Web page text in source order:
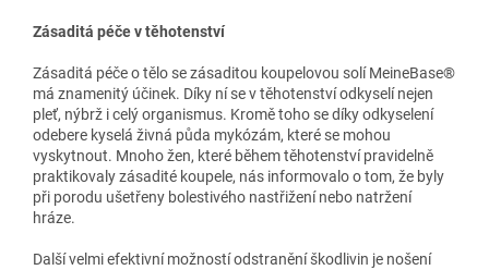
Zásaditá péče v těhotenství
Zásaditá péče o tělo se zásaditou koupelovou solí MeineBase®
má znamenitý účinek. Díky ní se v těhotenství odkyselí nejen
pleť, nýbrž i celý organismus. Kromě toho se díky odkyselení
odebere kyselá živná půda mykózám, které se mohou
vyskytnout. Mnoho žen, které během těhotenství pravidelně
praktikovaly zásadité koupele, nás informovalo o tom, že byly
při porodu ušetřeny bolestivého nastřižení nebo natržení
hráze.
Další velmi efektivní možností odstranění škodlivin je nošení